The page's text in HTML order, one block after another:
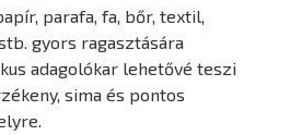
parafa, fa, bőr, textil,
gyors ragasztására
adagolókar lehetővé teszi
sima és pontos